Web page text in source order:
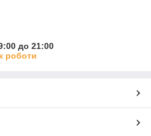
до 21:00
роботи